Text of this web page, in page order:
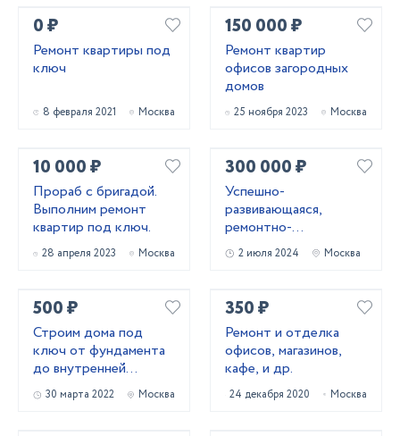
0 ₽
Ремонт квартиры под
ключ
8 февраля 2021 Москва
150 000 ₽
Ремонт квартир
офисов загородных
домов
25 ноября 2023 Москва
10 000 ₽
Прораб с бригадой.
Выполним ремонт
квартир под ключ.
28 апреля 2023 Москва
300 000 ₽
Успешно-
развивающаяся,
ремонтно-
строительная
компания Брусника
2 июля 2024 Москва
500 ₽
Строим дома под
ключ от фундамента
до внутренней
отделки.
30 марта 2022 Москва
350 ₽
Ремонт и отделка
офисов, магазинов,
кафе, и др.
24 декабря 2020 Москва